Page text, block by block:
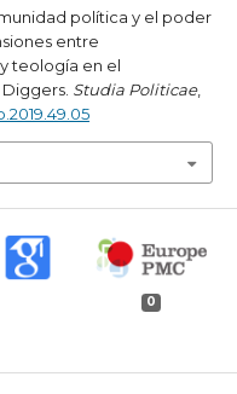
política y el poder
entre
teología en el
Studia Politicae,
0